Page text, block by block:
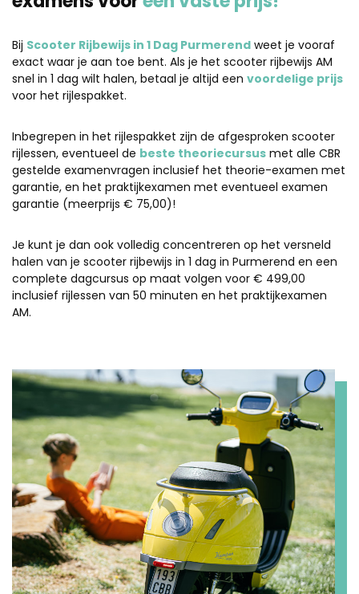
Bij Scooter Rijbewijs in 1 Dag Purmerend weet je vooraf
exact waar je aan toe bent. Als je het scooter rijbewijs AM
snel in 1 dag wilt halen, betaal je altijd een voordelige prijs
voor het rijlespakket.
Inbegrepen in het rijlespakket zijn de afgesproken scooter
rijlessen, eventueel de beste theoriecursus met alle CBR
gestelde examenvragen inclusief het theorie-examen met
garantie, en het praktijkexamen met eventueel examen
garantie (meerprijs € 75,00)!
Je kunt je dan ook volledig concentreren op het versneld
halen van je scooter rijbewijs in 1 dag in Purmerend en een
complete dagcursus op maat volgen voor € 499,00
inclusief rijlessen van 50 minuten en het praktijkexamen
AM.